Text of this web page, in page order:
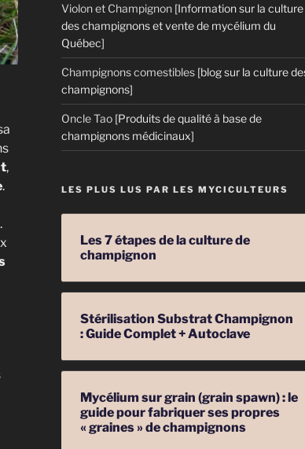
,
.
Violon et Champignon [Information sur la culture
des champignons et vente de mycélium du
Québec]
Champignons comestibles [blog sur la culture
champignons]
Oncle Tao [Produits de qualité à base de
champignons médicinaux]
LES PLUS LUS PAR LES MYCICULTEURS
Les 7 étapes de la culture de
champignon
Stérilisation Substrat Champignon
: Guide Complet + Autoclave
Mycélium sur grain (grain spawn) : le
guide pour fabriquer ses propres
« graines » de champignons